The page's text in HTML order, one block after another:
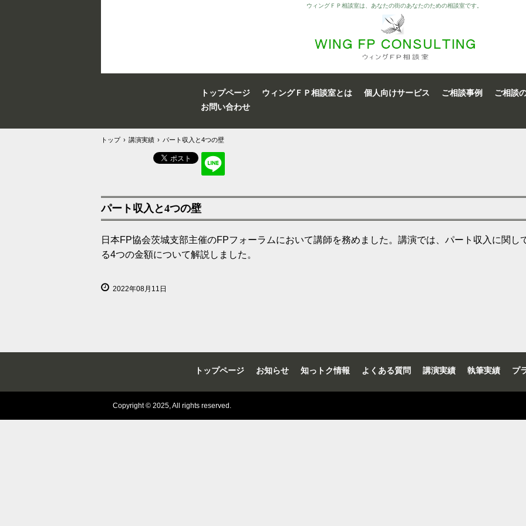
ウィングＦＰ相談室は、あなたの街のあなたのための相談室です。
トップページ ウィングＦＰ相談室とは 個人向けサービス ご相談事例 ご相談
お問い合わせ
トップ › 講演実績 › パート収入と4つの壁
パート収入と4つの壁
日本FP協会茨城支部主催のFPフォーラムにおいて講師を務めました。講演では、パート収入に関し
る4つの金額について解説しました。
2022年08月11日
トップページ お知らせ 知っトク情報 よくある質問 講演実績 執筆実績 プ
Copyright © 2025, All rights reserved.